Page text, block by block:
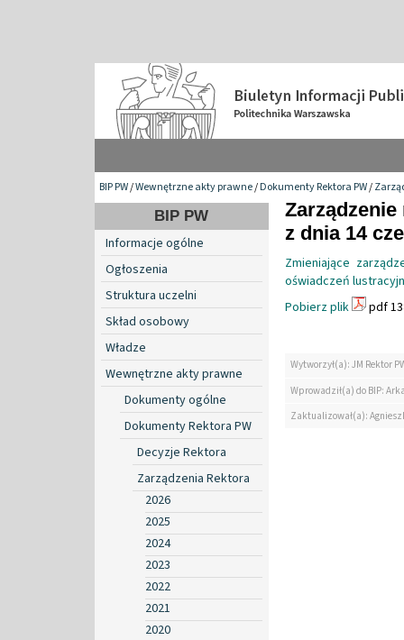
BIP PW/Wewnętrzne akty prawne/Dokumenty Rektora PW/
BIP PW
Informacje ogólne
Ogłoszenia
Struktura uczelni
Skład osobowy
Władze
Wewnętrzne akty prawne
Dokumenty ogólne
Dokumenty Rektora PW
Decyzje Rektora
Zarządzenia Rektora
2026
2025
2024
2023
2022
2021
2020
z dnia 14
Zmieniające
oświadczeń
Pobierz plik
pdf
Wytworzył(a): JM Rektor
Wprowadził(a) do BIP:
Zaktualizował(a):